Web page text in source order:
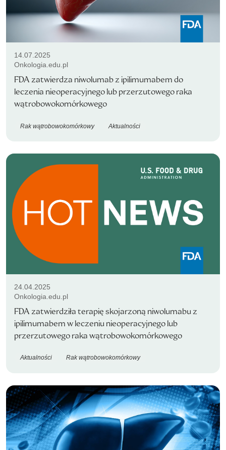
14.07.2025
Onkologia.edu.pl
FDA zatwierdza niwolumab z ipilimumabem do
leczenia nieoperacyjnego lub przerzutowego raka
wątrobowokomórkowego
Rak wątrobowokomórkowy Aktualności
24.04.2025
Onkologia.edu.pl
FDA zatwierdziła terapię skojarzoną niwolumabu z
ipilimumabem w leczeniu nieoperacyjnego lub
przerzutowego raka wątrobowokomórkowego
Aktualności Rak wątrobowokomórkowy